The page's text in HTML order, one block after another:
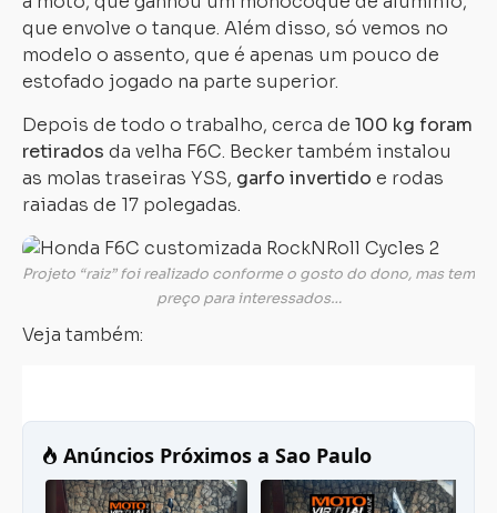
que envolve o tanque. Além disso, só vemos no
modelo o assento, que é apenas um pouco de
estofado jogado na parte superior.
Depois de todo o trabalho, cerca de 100 kg foram
retirados da velha F6C. Becker também instalou
as molas traseiras YSS, garfo invertido e rodas
raiadas de 17 polegadas.
Projeto “raiz” foi realizado conforme o gosto do dono, mas tem
preço para interessados…
Veja também: